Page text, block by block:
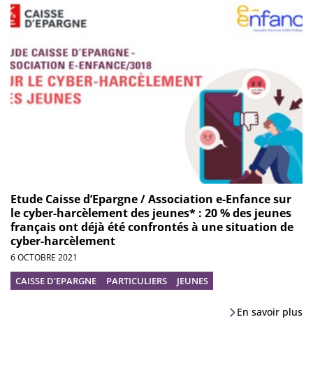
Etude Caisse d’Epargne / Association e-Enfance sur
le cyber-harcèlement des jeunes* : 20 % des jeunes
français ont déjà été confrontés à une situation de
cyber-harcèlement
6 OCTOBRE 2021
CAISSE D'EPARGNE PARTICULIERS JEUNES
En savoir plus